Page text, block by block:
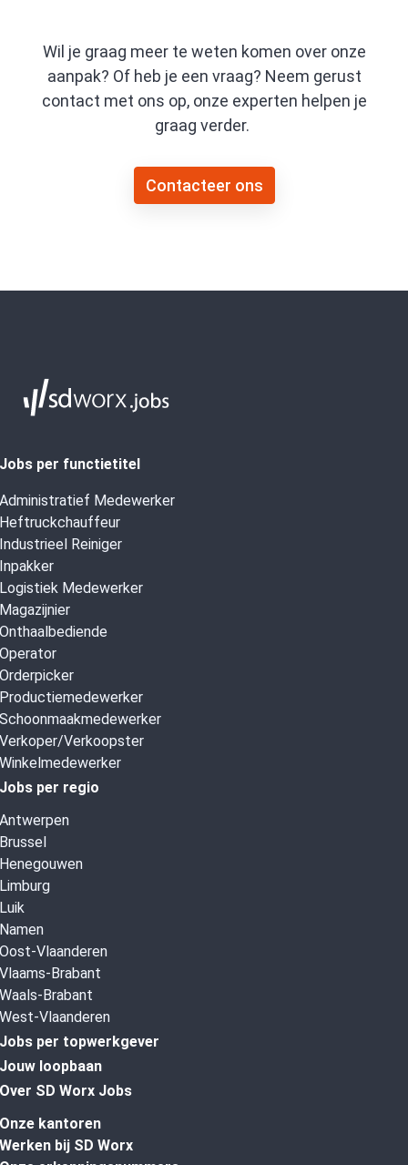
Wil je graag meer te weten komen over onze
aanpak? Of heb je een vraag? Neem gerust
contact met ons op, onze experten helpen je
graag verder.
Contacteer ons
Jobs per functietitel
Administratief Medewerker
Heftruckchauffeur
Industrieel Reiniger
Inpakker
Logistiek Medewerker
Magazijnier
Onthaalbediende
Operator
Orderpicker
Productiemedewerker
Schoonmaakmedewerker
Verkoper/Verkoopster
Winkelmedewerker
Jobs per regio
Antwerpen
Brussel
Henegouwen
Limburg
Luik
Namen
Oost-Vlaanderen
Vlaams-Brabant
Waals-Brabant
West-Vlaanderen
Jobs per topwerkgever
Jouw loopbaan
Over SD Worx Jobs
Onze kantoren
Werken bij SD Worx